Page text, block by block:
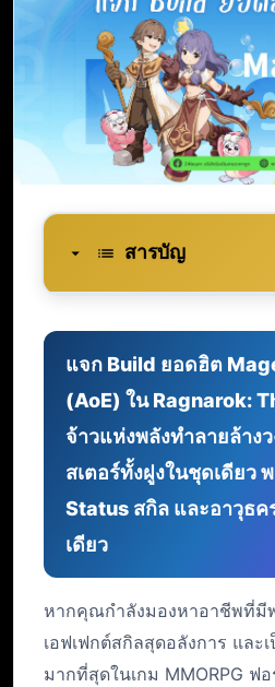
สารบัญ
แจก Build ยอดฮิต
(AoE) ใน Ragnarok:
จ้าวแห่งพลังทำลายล้าง
สเตอร์ทั้งฝูงในชุดเดียว
Status สกิล และอาวุธ
เดียว
หากคุณกำลังมองหาอาชีพที่มี
เอฟเฟกต์สกิลสุดอลังการ และ
มากที่สุดในเกม MMORPG ฟ